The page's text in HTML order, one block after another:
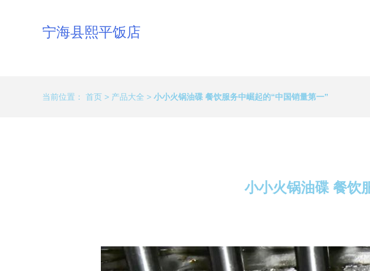
宁海县熙平饭店
当前位置： 首页 > 产品大全 > 小小火锅油碟 餐饮服务中崛起的“中国销量第一”
小小火锅油碟 餐饮